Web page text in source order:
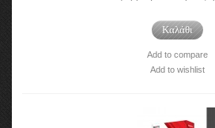
Καλάθι
Add to compare
Add to wishlist